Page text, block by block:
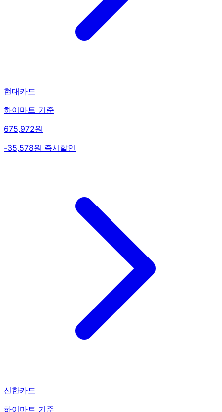
현대카드
하이마트 기준
675,972원
-35,578원 즉시할인
신한카드
하이마트 기준